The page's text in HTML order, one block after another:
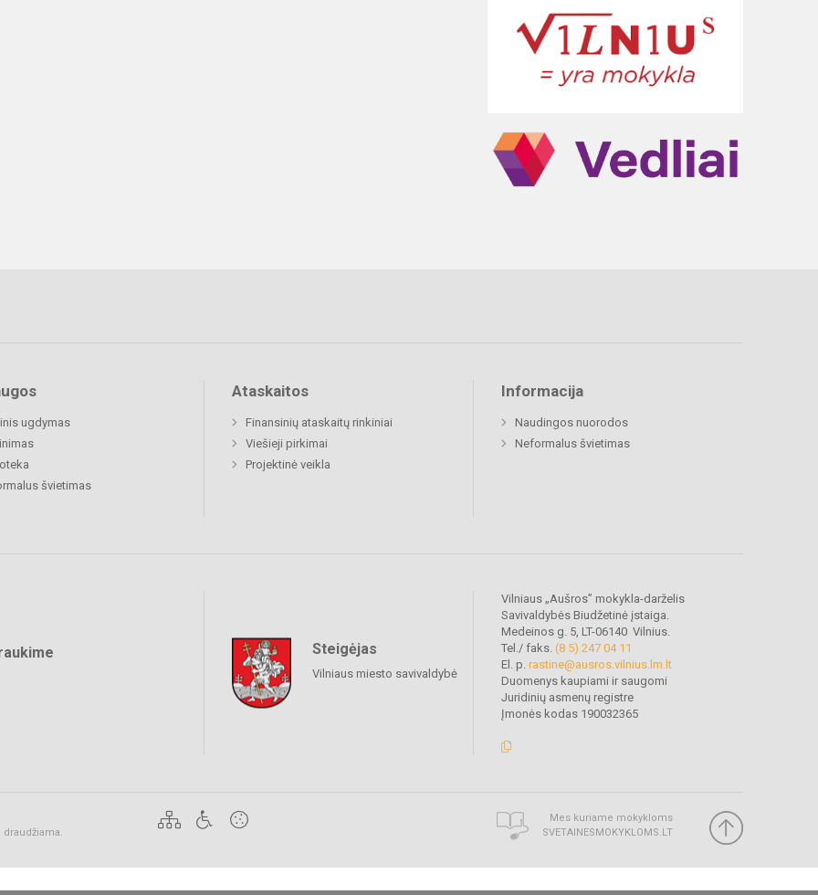
ugdymas
švietimas
Ataskaitos
Finansinių ataskaitų rinkiniai
Viešieji pirkimai
Projektinė veikla
Informacija
Naudingos nuorodos
Neformalus švietimas
Steigėjas
Vilniaus miesto savivaldybė
Vilniaus „Aušros” mokykla-darželis
Savivaldybės Biudžetinė įstaiga.
Medeinos g. 5, LT-06140 Vilnius.
Tel./ faks. (8 5) 247 04 11
El. p. rastine@ausros.vilnius.lm.lt
Duomenys kaupiami ir saugomi
Juridinių asmenų registre
Įmonės kodas 190032365
Mes kuriame mokykloms
SVETAINESMOKYKLOMS.LT